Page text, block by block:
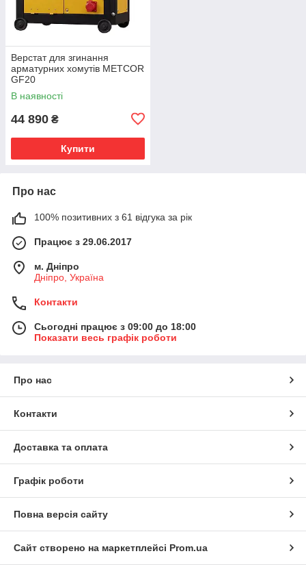
Верстат для згинання
арматурних хомутів METСOR
GF20
В наявності
44 890 ₴
Купити
Про нас
100% позитивних з 61 відгука за рік
Працює з 29.06.2017
м. Дніпро
Дніпро, Україна
Контакти
Сьогодні працює з 09:00 до 18:00
Показати весь графік роботи
Про нас
Контакти
Доставка та оплата
Графік роботи
Повна версія сайту
Сайт створено на маркетплейсі Prom.ua